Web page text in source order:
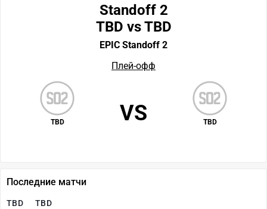
Standoff 2
TBD vs TBD
EPIC Standoff 2
Плей-офф
TBD TBD
VS
Последние матчи
TBD TBD